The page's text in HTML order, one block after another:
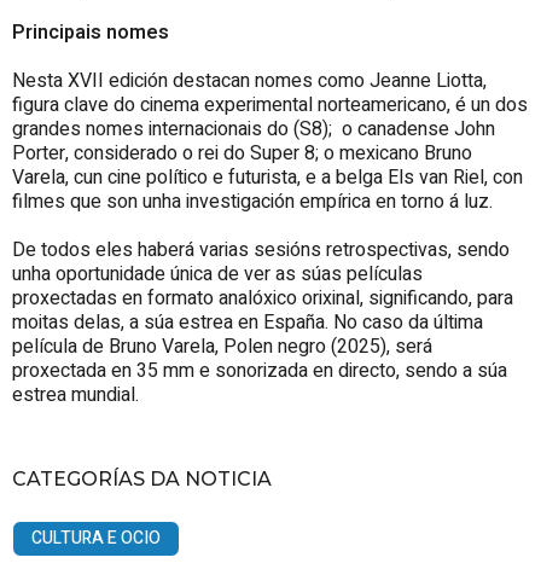
Principais nomes
Nesta XVII edición destacan nomes como Jeanne Liotta,
figura clave do cinema experimental norteamericano, é un dos
grandes nomes internacionais do (S8); o canadense John
Porter, considerado o rei do Super 8; o mexicano Bruno
Varela, cun cine político e futurista, e a belga Els van Riel, con
filmes que son unha investigación empírica en torno á luz.
De todos eles haberá varias sesións retrospectivas, sendo
unha oportunidade única de ver as súas películas
proxectadas en formato analóxico orixinal, significando, para
moitas delas, a súa estrea en España. No caso da última
película de Bruno Varela, Polen negro (2025), será
proxectada en 35 mm e sonorizada en directo, sendo a súa
estrea mundial.
CATEGORÍAS DA NOTICIA
CULTURA E OCIO